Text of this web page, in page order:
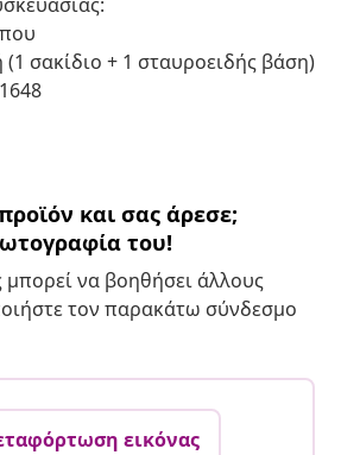
σακίδιο + 1 σταυροειδής βάση)
και σας άρεσε;
του!
να βοηθήσει άλλους
τον παρακάτω σύνδεσμο
εικόνας